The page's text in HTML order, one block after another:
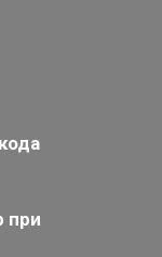
при